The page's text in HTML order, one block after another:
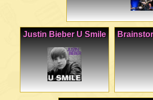
Justin Bieber U Smile